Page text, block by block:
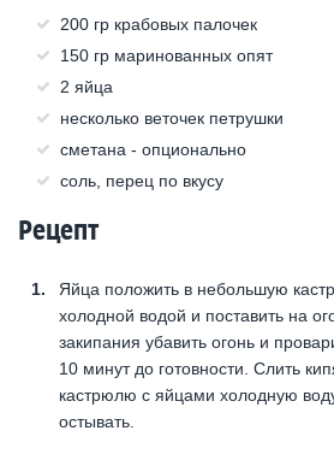
200 гр крабовых палочек
150 гр маринованных опят
2 яйца
несколько веточек петрушки
сметана - опционально
соль, перец по вкусу
Рецепт
Яйца положить в небольшую
холодной водой и поставить на
закипания убавить огонь и
10 минут до готовности. Слить
кастрюлю с яйцами холодную
остывать.